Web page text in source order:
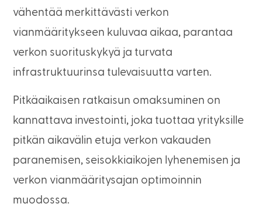
vähentää merkittävästi verkon
vianmääritykseen kuluvaa aikaa, parantaa
verkon suorituskykyä ja turvata
infrastruktuurinsa tulevaisuutta varten.
Pitkäaikaisen ratkaisun omaksuminen on
kannattava investointi, joka tuottaa yrityksille
pitkän aikavälin etuja verkon vakauden
paranemisen, seisokkiaikojen lyhenemisen ja
verkon vianmääritysajan optimoinnin
muodossa.